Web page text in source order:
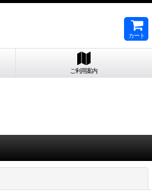
カート
ご利用案内